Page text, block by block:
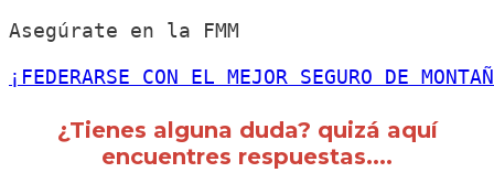
Asegúrate en la FMM
¡FEDERARSE CON EL MEJOR SEGURO DE
¿Tienes alguna duda? quizá aquí
encuentres respuestas....